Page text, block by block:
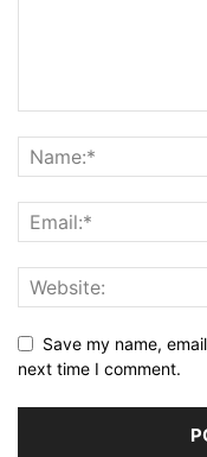
Save my name,
next time I comment.